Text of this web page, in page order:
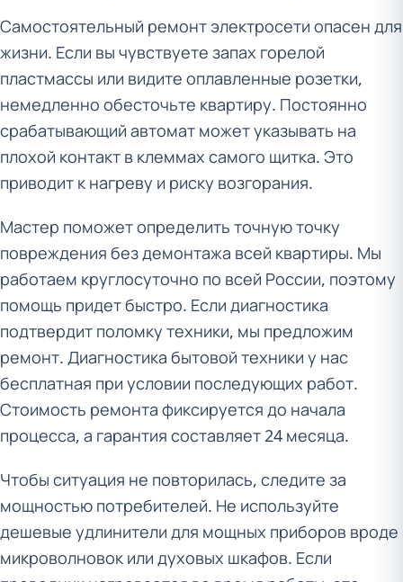
Самостоятельный ремонт электросети опасен для
жизни. Если вы чувствуете запах горелой
пластмассы или видите оплавленные розетки,
немедленно обесточьте квартиру. Постоянно
срабатывающий автомат может указывать на
плохой контакт в клеммах самого щитка. Это
приводит к нагреву и риску возгорания.
Мастер поможет определить точную точку
повреждения без демонтажа всей квартиры. Мы
работаем круглосуточно по всей России, поэтому
помощь придет быстро. Если диагностика
подтвердит поломку техники, мы предложим
ремонт. Диагностика бытовой техники у нас
бесплатная при условии последующих работ.
Стоимость ремонта фиксируется до начала
процесса, а гарантия составляет 24 месяца.
Чтобы ситуация не повторилась, следите за
мощностью потребителей. Не используйте
дешевые удлинители для мощных приборов вроде
микроволновок или духовых шкафов. Если